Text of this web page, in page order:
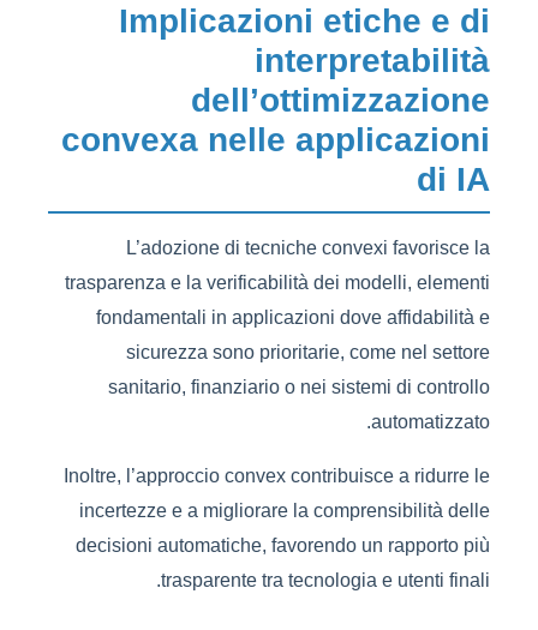
Implicazioni etiche e di
interpretabilità
dell’ottimizzazione
convexa nelle applicazioni
di IA
L’adozione di tecniche convexi favorisce la
trasparenza e la verificabilità dei modelli, elementi
fondamentali in applicazioni dove affidabilità e
sicurezza sono prioritarie, come nel settore
sanitario, finanziario o nei sistemi di controllo
automatizzato.
Inoltre, l’approccio convex contribuisce a ridurre le
incertezze e a migliorare la comprensibilità delle
decisioni automatiche, favorendo un rapporto più
trasparente tra tecnologia e utenti finali.